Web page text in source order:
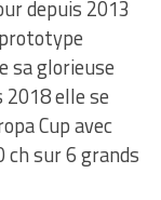
depuis 2013
sa glorieuse
2018 elle se
Cup avec
ch sur 6 grands